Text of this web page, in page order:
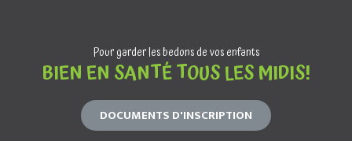
Pour garder les bedons de vos enfants
BIEN EN SANTÉ TOUS LES MIDIS!
DOCUMENTS D'INSCRIPTION